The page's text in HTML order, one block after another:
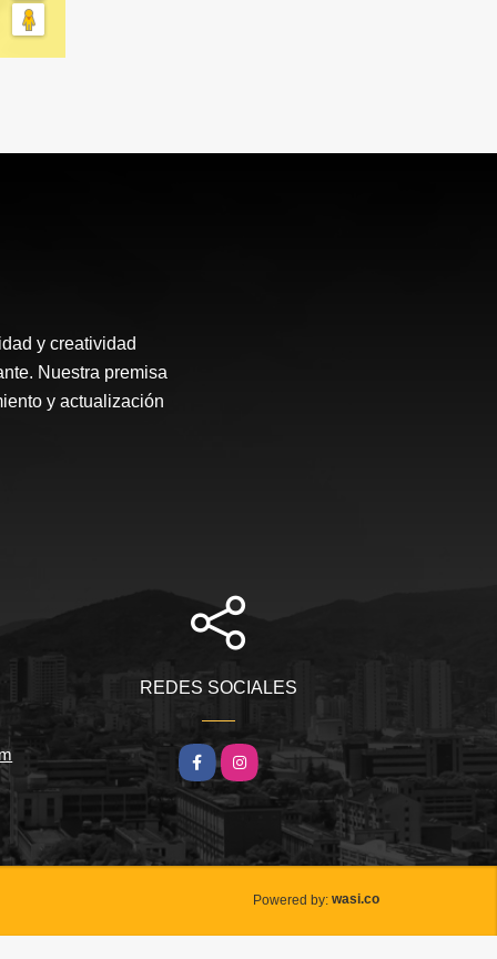
y creatividad
Nuestra premisa
y actualización
REDES SOCIALES
FacebookInstagram
Powered by: wasi.co